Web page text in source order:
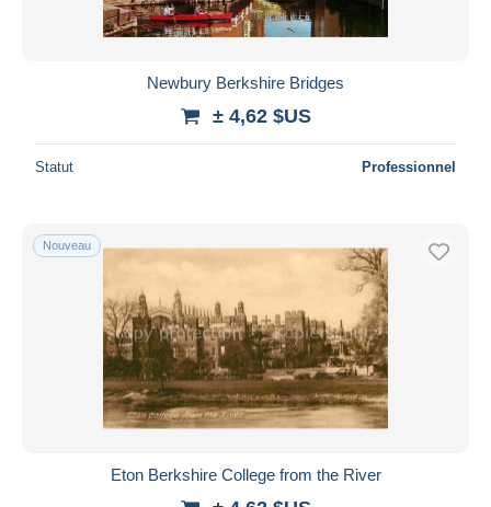
Newbury Berkshire Bridges
± 4,62 $US
Statut Professionnel
Nouveau
Eton Berkshire College from the River